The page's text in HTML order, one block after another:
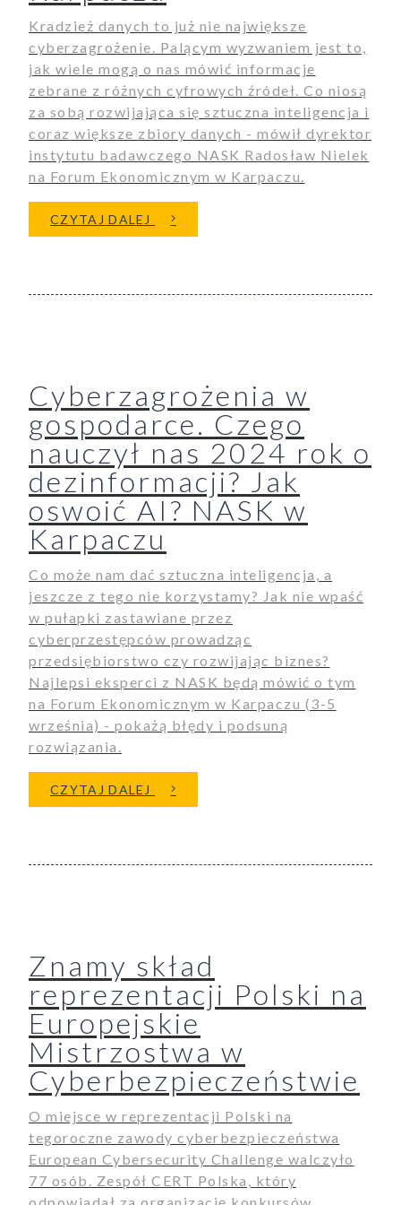
Kradzież danych to już nie największe
cyberzagrożenie. Palącym wyzwaniem jest to,
jak wiele mogą o nas mówić informacje
zebrane z różnych cyfrowych źródeł. Co niosą
za sobą rozwijająca się sztuczna inteligencja i
coraz większe zbiory danych - mówił dyrektor
instytutu badawczego NASK Radosław Nielek
na Forum Ekonomicznym w Karpaczu.
CZYTAJ DALEJ O AUTONOMICZNE POJAZDY,
Cyberzagrożenia w
gospodarce. Czego
nauczył nas 2024 rok o
dezinformacji? Jak
oswoić AI? NASK w
Karpaczu
Co może nam dać sztuczna inteligencja, a
jeszcze z tego nie korzystamy? Jak nie wpaść
w pułapki zastawiane przez
cyberprzestępców prowadząc
przedsiębiorstwo czy rozwijając biznes?
Najlepsi eksperci z NASK będą mówić o tym
na Forum Ekonomicznym w Karpaczu (3-5
września) - pokażą błędy i podsuną
rozwiązania.
CZYTAJ DALEJ O CYBERZAGROŻENIA W
Znamy skład
reprezentacji Polski na
Europejskie
Mistrzostwa w
Cyberbezpieczeństwie
O miejsce w reprezentacji Polski na
tegoroczne zawody cyberbezpieczeństwa
European Cybersecurity Challenge walczyło
77 osób. Zespół CERT Polska, który